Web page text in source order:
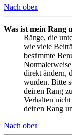
Nach oben
Was ist mein Rang
Ränge, die
wie viele
bestimmte
direkt ändern,
wurden. Bitte
deinen Rang
Verhalten
deinen Rang
Nach oben